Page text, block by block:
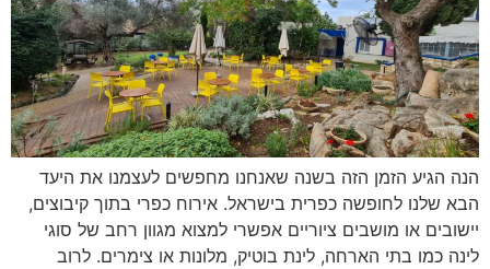
הנה הגיע הזמן הזה בשנה שאנחנו מחפשים לעצמנו את היעד
הבא שלנו לחופשה כפרית בישראל. אירוח כפרי בתוך קיבוצים,
יישובים או מושבים ציוריים אפשרי למצוא מגוון רחב של סוגי
לינה כמו בתי הארחה, לינת בוטיק, מלונות או צימרים. לרוב